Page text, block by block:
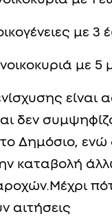
με 3
με 5
είναι
δεν
Δημόσιο, ενώ
καταβολή
αιτήσεις